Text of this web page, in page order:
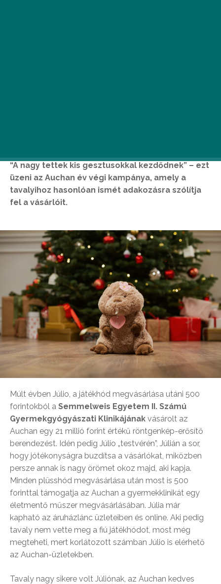
“A nagy tettek kis gesztusokkal kezdődnek” – ezt
üzeni az Auchan év végi kampánya, amely a
tavalyihoz hasonlóan ismét adakozásra szólítja
fel a vásárlóit.
Múlt évben Júlio, a játékhód megvásárlása utáni 500
forintokból a Semmelweis Egyetem II. Számú
Gyermekgyógyászati Klinikájának vásárolt az
Auchan egy 21 millió forint értékű röntgenkép-erősítő
berendezést. Idén pedig Júlio „testvérén”, Júlián a sor,
hogy jótékonyságra buzdítsa a vásárlókat, miközben
persze annak is nagy örömet okoz majd, aki kapja.
Minden plüsshód megvásárlása után most is 500
forinttal támogatja az Auchan a gyermekklinikát egy
életmentő műszer megvásárlásában. Júlia már
kapható az áruházlánc üzleteiben és online. Aki pedig
tavaly nem vette meg a fiú játékhódot, most még
megteheti, mert korlátozott számban Júlio is elérhető
az Auchan-üzletekben.
Tavaly nagy sikere volt Júliónak, az Auchan kedves